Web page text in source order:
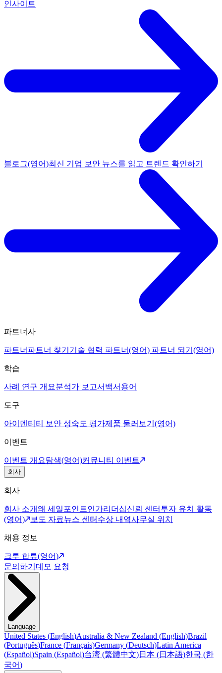
인사이트
블로그(영어)최신 기업 보안 뉴스를 읽고 트렌드 확인하기
파트너사
파트너 파트너 찾기 기술 협력 파트너(영어) 파트너 되기(영어)
학습
사례 연구 개요분석가 보고서 백서 용어
도구
아이덴티티 보안 성숙도 평가제품 둘러보기(영어)
이벤트
이벤트 개요탐색(영어)커뮤니티 이벤트
회사
회사
회사 소개왜 세일포인트인가리더십신뢰 센터 투자 유치 활동
(영어)
보도 자료뉴스 센터 수상 내역사무실 위치
채용 정보
크루 합류(영어)
문의하기 데모 요청
Language
United States (English)Australia & New Zealand (English)Brazil
(Português)France (Français)Germany (Deutsch)Latin America
(Español)Spain (Español)台湾 (繁體中文)日本 (日本語)한국 (한
국어)